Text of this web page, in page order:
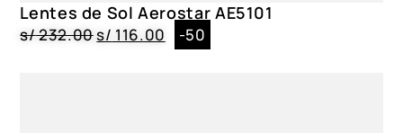
Lentes de Sol Aerostar AE5101
s/232.00s/ 116.00 -50